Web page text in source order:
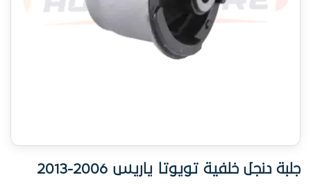
جلبة دنجل خلفية تويوتا ياريس 2006-2013